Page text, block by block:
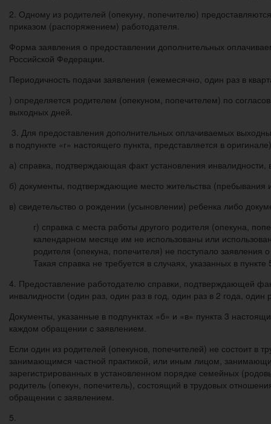
2. Одному из родителей (опекуну, попечителю)
приказом (распоряжением) работодателя.
Форма заявления о предоставлении дополнительных
Российской Федерации.
Периодичность подачи заявления (ежемесячно, один раз в
) определяется родителем (опекуном, попечителем) по
выходных дней.
3. Для предоставления дополнительных оплачиваемых
в подпункте «г» настоящего пункта, представляется в
а) справка, подтверждающая факт установления
б) документы, подтверждающие место жительства (пребывания
в) свидетельство о рождении (усыновлении) ребенка либо
г) справка с места работы другого родителя (опекуна,
календарном месяце им не использованы или
родителя (опекуна, попечителя) не поступало
Такая справка не требуется в случаях, указанных в
4. Предоставление работодателю справки, подтверждающей
инвалидности (один раз, один раз в год, один раз в 2 года, один
Документы, указанные в подпунктах «б» и «в» пункта 3
каждом обращении с заявлением.
Если один из родителей (опекунов, попечителей) не состоит
занимающимся частной практикой, или иным лицом,
зарегистрированных в установленном порядке семейных
родитель (опекун, попечитель), состоящий в трудовых
обращении с заявлением.
5.